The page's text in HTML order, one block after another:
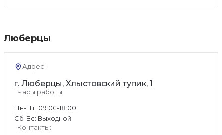
Люберцы
Адрес:
г. Люберцы, Хлыстовский тупик, 1
Часы работы:
Пн-Пт: 09:00-18:00
Cб-Вс: Выходной
Контакты: